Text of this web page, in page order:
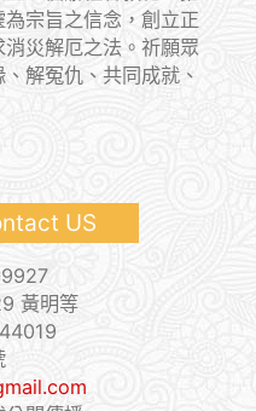
宗旨之信念，創立正
災解厄之法。祈願眾
解冤仇、共同成就、
US
黃明等